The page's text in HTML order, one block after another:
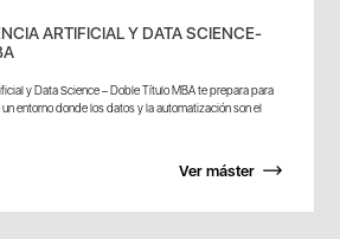
ARTIFICIAL Y DATA SCIENCE-
y Data Science – Doble Título MBA te prepara para
entorno donde los datos y la automatización son el
Ver máster